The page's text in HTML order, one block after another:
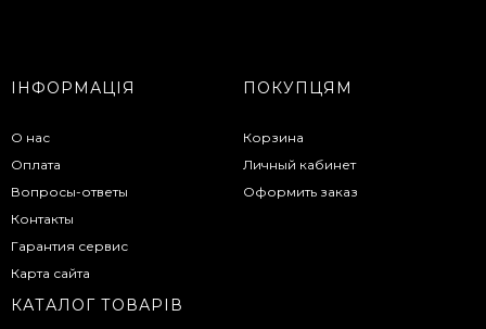
ІНФОРМАЦІЯ
О нас
Оплата
Вопросы-ответы
Контакты
Гарантия сервис
Карта сайта
ПОКУПЦЯМ
Корзина
Личный кабинет
Оформить заказ
КАТАЛОГ ТОВАРІВ